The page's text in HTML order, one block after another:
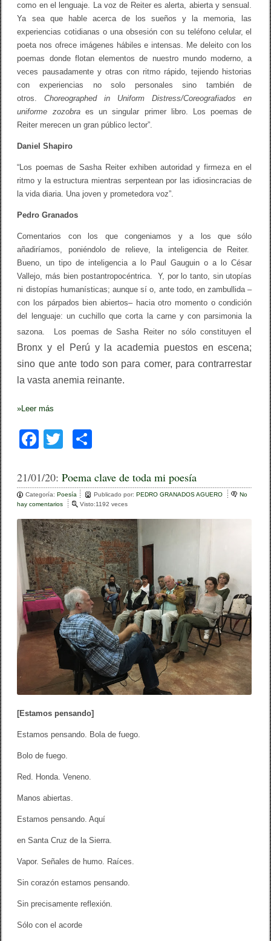
como en el lenguaje. La voz de Reiter es alerta, abierta y sensual.
Ya sea que hable acerca de los sueños y la memoria, las
experiencias cotidianas o una obsesión con su teléfono celular, el
poeta nos ofrece imágenes hábiles e intensas. Me deleito con los
poemas donde flotan elementos de nuestro mundo moderno, a
veces pausadamente y otras con ritmo rápido, tejiendo historias
con experiencias no solo personales sino también de
otros.Choreographed in Uniform Distress/Coreografiados en
uniforme zozobra es un singular primer libro. Los poemas de
Reiter merecen un gran público lector”.
Daniel Shapiro
“Los poemas de Sasha Reiter exhiben autoridad y firmeza en el
ritmo y la estructura mientras serpentean por las idiosincracias de
la vida diaria. Una joven y prometedora voz”.
Pedro Granados
Comentarios con los que congeniamos y a los que sólo
añadiríamos, poniéndolo de relieve, la inteligencia de Reiter.
Bueno, un tipo de inteligencia a lo Paul Gauguin o a lo César
Vallejo, más bien postantropocéntrica. Y, por lo tanto, sin utopías
ni distopías humanísticas; aunque sí o, ante todo, en zambullida –
con los párpados bien abiertos– hacia otro momento o condición
del lenguaje: un cuchillo que corta la carne y con parsimonia la
sazona. Los poemas de Sasha Reiter no sólo constituyen e
Bronx y el Perú y la academia puestos en escena;
sino que ante todo son para comer, para contrarrestar
la vasta anemia reinante.
»Leer más
F
c
e
b
o
o
k
tt
er
m
p
ar
tir
21/01/20:Poema clave de toda mi poesía
Categoría:Poesía Publicado por:PEDRO GRANADOS AGUERO
No
hay comentarios
P
o
e
m
a
c
l
a
v
e
d
e
t
a
m
e
í
Visto:1192 veces
[Estamos pensando]
Estamos pensando. Bola de fuego.
Bolo de fuego.
Red. Honda. Veneno.
Manos abiertas.
Estamos pensando. Aquí
en Santa Cruz de la Sierra.
Vapor. Señales de humo. Raíces.
Sin corazón estamos pensando.
Sin precisamente reflexión.
Sólo con el acorde